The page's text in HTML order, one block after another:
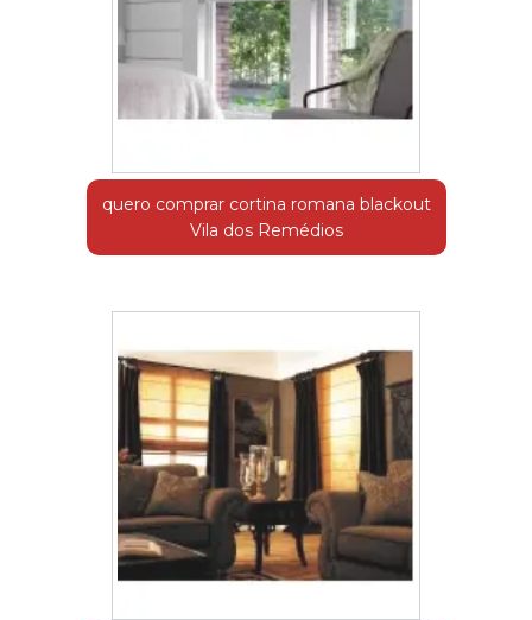
quero comprar cortina romana blackout
Vila dos Remédios